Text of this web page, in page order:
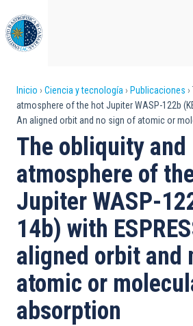
al
contenido
principal
Sobrescribir
enlaces
de
ayuda
a
la
navegación
Inicio Ciencia y tecnología Publicaciones
atmosphere of the hot Jupiter WASP-122b
An aligned orbit and no sign of atomic or
The obliquity and
atmosphere of
Jupiter WASP-
14b) with
aligned orbit and
atomic or
absorption